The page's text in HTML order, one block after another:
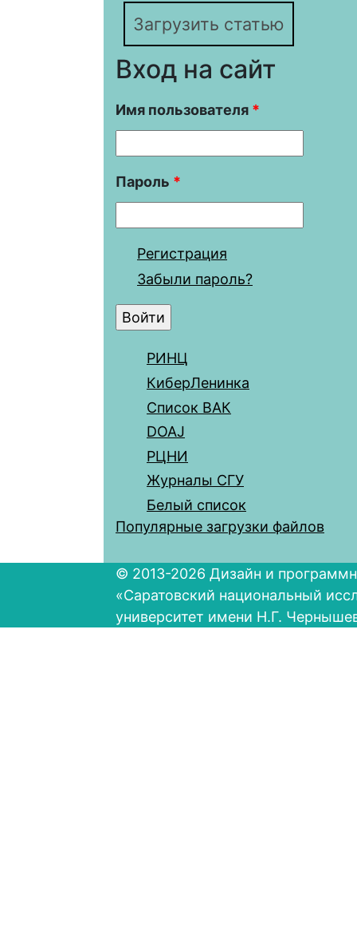
Загрузить статью
Вход на сайт
Имя пользователя *
Пароль *
Регистрация
Забыли пароль?
РИНЦ
КиберЛенинка
Список ВАК
DOAJ
РЦНИ
Журналы СГУ
Белый список
Популярные загрузки файлов
© 2013-2026 Дизайн и
«Саратовский национальный
университет имени Н.Г.